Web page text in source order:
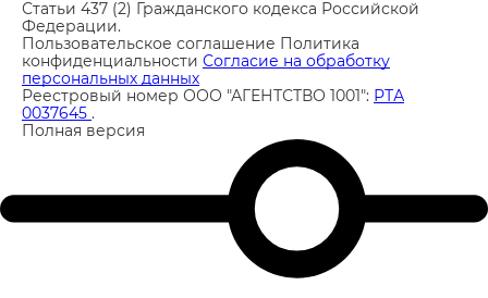
Статьи 437 (2) Гражданского кодекса Российской
Федерации.
Пользовательское соглашение Политика
конфиденциальности Согласие на обработку
персональных данных
Реестровый номер ООО "АГЕНТСТВО 1001": РТА
0037645 .
Полная версия